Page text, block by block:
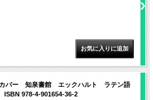
カバー 知泉書館 エックハルト ラテン語
978-4-901654-36-2